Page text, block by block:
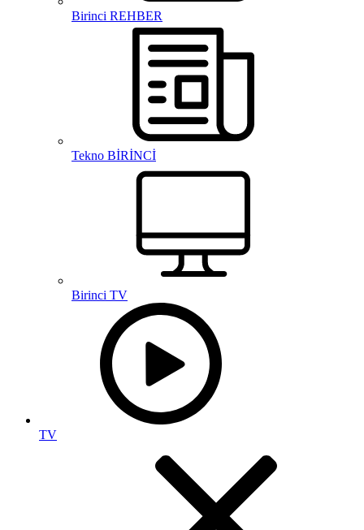
Birinci REHBER
Tekno BİRİNCİ
Birinci TV
TV